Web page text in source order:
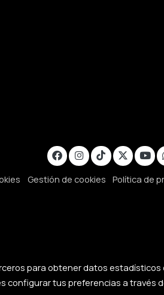
Gestión de cookies Política de
para obtener datos estadísticos
configurar tus preferencias a través